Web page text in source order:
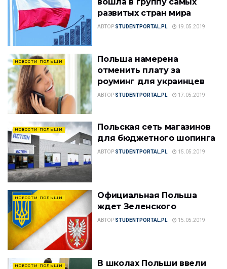
развитых стран мира
АВТОР STUDENTPORTAL.PL 19.05.2019
НОВОСТИ ПОЛЬШИ
Польша намерена
отменить плату за
роуминг для украинцев
АВТОР STUDENTPORTAL.PL 17.05.2019
НОВОСТИ ПОЛЬШИ
Польская сеть магазинов
для бюджетного шопинга
АВТОР STUDENTPORTAL.PL 15.05.2019
НОВОСТИ ПОЛЬШИ
Официальная Польша
ждет Зеленского
АВТОР STUDENTPORTAL.PL 15.05.2019
НОВОСТИ ПОЛЬШИ
В школах Польши ввели